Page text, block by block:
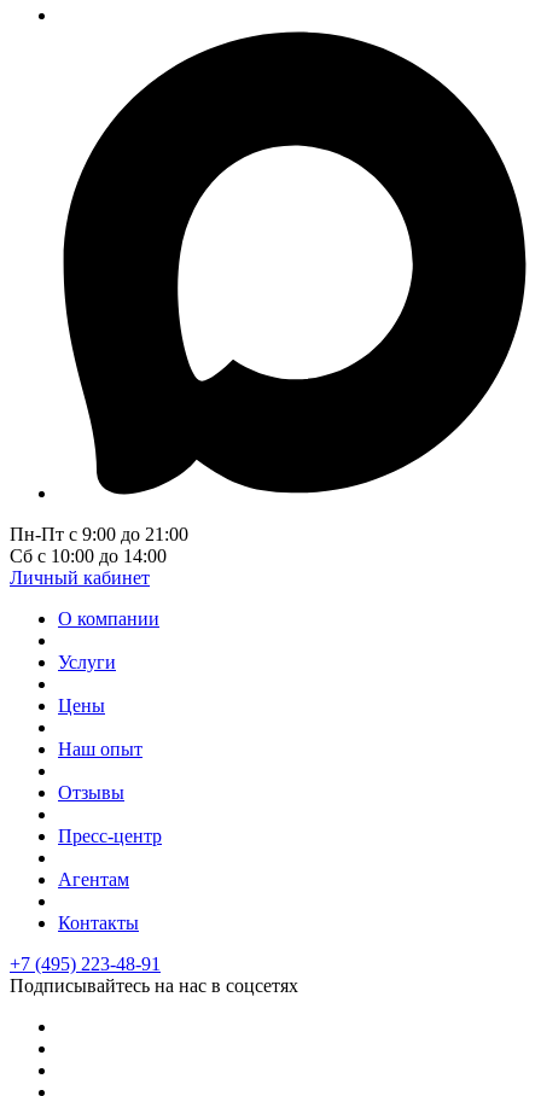
Пн-Пт с 9:00 до 21:00
Сб с 10:00 до 14:00
Личный кабинет
О компании
Услуги
Цены
Наш опыт
Отзывы
Пресс-центр
Агентам
Контакты
+7 (495) 223-48-91
Подписывайтесь на нас в соцсетях